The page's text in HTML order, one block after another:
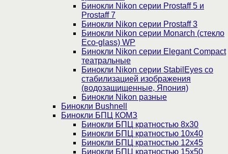
Бинокли Nikon серии Prostaff 5 и
Prostaff 7
Бинокли Nikon серии Prostaff 3
Бинокли Nikon серии Monarch (стекло
Eco-glass) WP
Бинокли Nikon серии Elegant Compact
театральные
Бинокли Nikon серии StabilEyes со
стабилизацией изображения
(водозащищенные, Япония)
Бинокли Nikon разные
Бинокли Bushnell
Бинокли БПЦ КОМЗ
Бинокли БПЦ кратностью 8х30
Бинокли БПЦ кратностью 10х40
Бинокли БПЦ кратностью 12х45
Бинокли БПЦ кратностью 15х50